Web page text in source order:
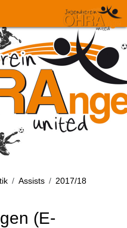
Assists
2017/18
(E-